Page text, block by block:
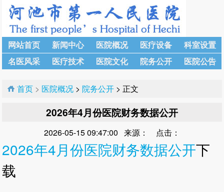
网站首页 新闻中心 医院概况 医疗设备
科室设置
名医风采
医疗技术 医院文化 院务公开 医院公告
首页 > 医院概况 >院务公开 > 正文
2026年4月份医院财务数据公开
2026-05-15 09:47:00 来源： 点击：
2026年4月份医院财务数据公开下
载